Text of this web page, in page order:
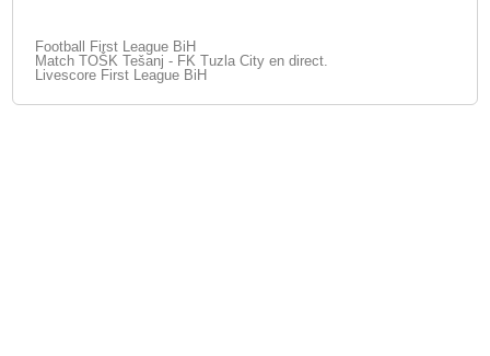
Football First League BiH
Match TOŠK Tešanj - FK Tuzla City en direct.
Livescore First League BiH